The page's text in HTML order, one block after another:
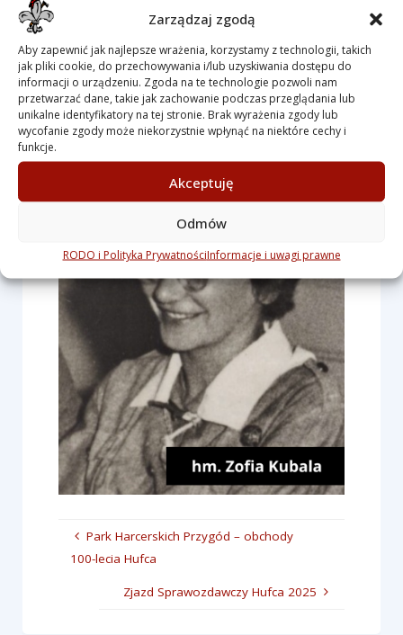
Zarządzaj zgodą
Aby zapewnić jak najlepsze wrażenia, korzystamy z technologii, takich
jak pliki cookie, do przechowywania i/lub uzyskiwania dostępu do
informacji o urządzeniu. Zgoda na te technologie pozwoli nam
przetwarzać dane, takie jak zachowanie podczas przeglądania lub
unikalne identyfikatory na tej stronie. Brak wyrażenia zgody lub
wycofanie zgody może niekorzystnie wpłynąć na niektóre cechy i
funkcje.
Akceptuję
Odmów
RODO i Polityka PrywatnościInformacje i uwagi prawne
Najświętszej Marii Panny w Lipniku przy ul.
Ks. Brzóski. O godz.13,30 odmawiany będzie
Różaniec a o godz. 14,00 odbędzie się Msza
Św., po której zostanie pochowana na
cmentarzu w Białej w trzeciej jego części.
Park Harcerskich Przygód – obchody
100-lecia Hufca
Zjazd Sprawozdawczy Hufca 2025